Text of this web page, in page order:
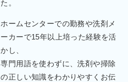
た。
ホームセンターでの勤務や洗剤メ
ーカーで15年以上培った経験を活
かし、
専門用語を使わずに、洗剤や掃除
の正しい知識をわかりやすくお伝